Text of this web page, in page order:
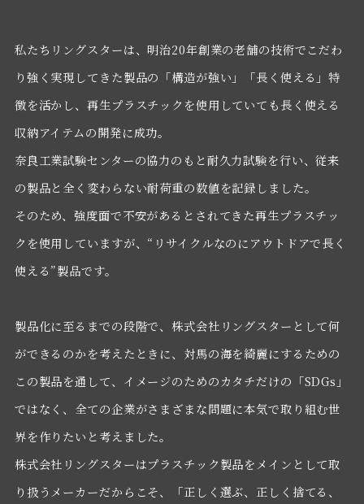
私たちリングスターは、明治20年創業の老舗の技術でこだわ
り強く実現してきた製品の「構造が強い」「長く使える」特
徴を活かし、再生プラスチックを使用していても長く使える
収納アイテムの開発に成功。
奈良工業試験センターの協力のもと耐久力試験を行い、従来
の製品と全く変わらない耐荷重の数値を記録しました。
そのため、強度面で不安があるとされてきた再生プラスチッ
クを使用していますが、“リサイクルなのにアウトドアで長く
使える”製品です。
製品化に至るまでの段階で、株式会社リングスターとして何
ができるのかを考えたときに、対馬の海を綺麗にするための
この製品を通して、イメージのためのカタチだけの「SDGs」
ではなく、全ての企業がさまざまな問題に本気で取り組む世
界を作りたいと考えました。
株式会社リングスターはプラスチック製品をメインとして取
り扱うメーカーだからこそ、「正しく選ぶ、正しく捨てる、